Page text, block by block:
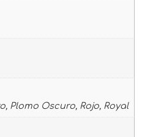
Plomo Oscuro, Rojo, Royal